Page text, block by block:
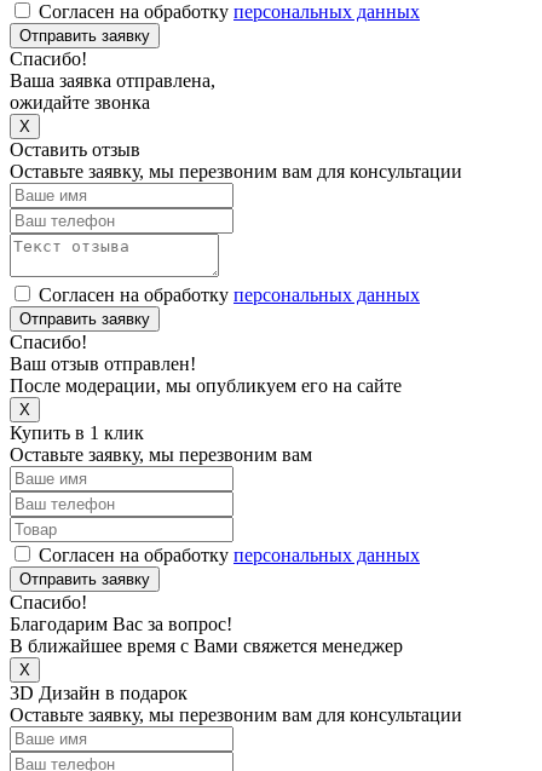
Согласен на обработку персональных данных
Отправить заявку
Спасибо!
Ваша заявка отправлена,
ожидайте звонка
X
Оставить отзыв
Оставьте заявку, мы перезвоним вам для консультации
Согласен на обработку персональных данных
Отправить заявку
Спасибо!
Ваш отзыв отправлен!
После модерации, мы опубликуем его на сайте
X
Купить в 1 клик
Оставьте заявку, мы перезвоним вам
Согласен на обработку персональных данных
Отправить заявку
Спасибо!
Благодарим Вас за вопрос!
В ближайшее время с Вами свяжется менеджер
X
3D Дизайн в подарок
Оставьте заявку, мы перезвоним вам для консультации